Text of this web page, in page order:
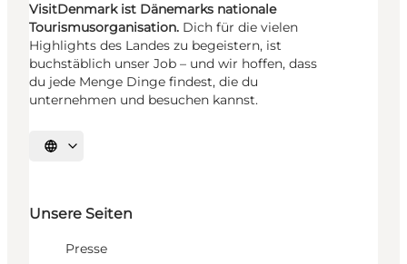
VisitDenmark ist Dänemarks nationale
Tourismusorganisation. Dich für die vielen
Highlights des Landes zu begeistern, ist
buchstäblich unser Job – und wir hoffen, dass
du jede Menge Dinge findest, die du
unternehmen und besuchen kannst.
Sprache auswählen
Unsere Seiten
Presse